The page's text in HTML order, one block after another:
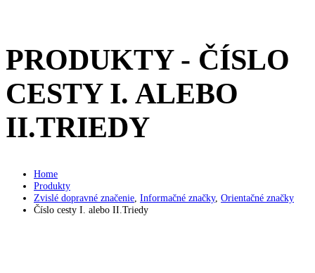
PRODUKTY - ČÍSLO
CESTY I. ALEBO
II.TRIEDY
Home
Produkty
Zvislé dopravné značenie Informačné značky, Orientačné značky
Číslo cesty I. alebo II.Triedy